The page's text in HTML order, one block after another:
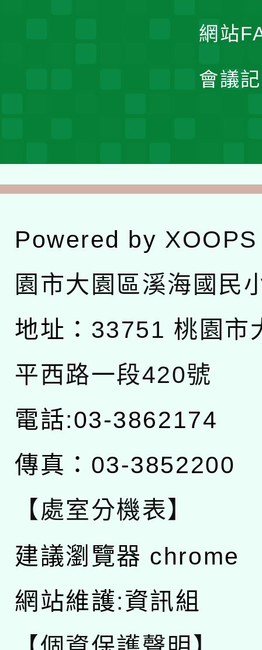
網站
會議
Powered by XOOPS
園市大園區溪海國民
地址： 33751 桃園市
平西路一段420號
電話:03-3862174
傳真：03-3852200
【處室分機表】
建議瀏覽器 chrome
網站維護:資訊組